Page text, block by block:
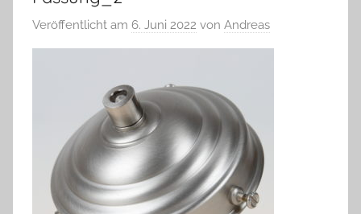
Veröffentlicht am 6. Juni 2022 von Andreas